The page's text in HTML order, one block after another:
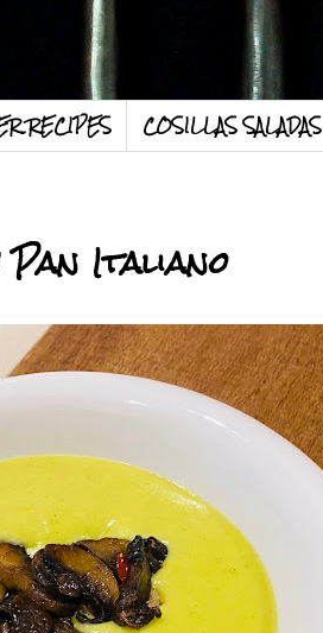
RECIPES COSILLAS SALADAS
Italiano